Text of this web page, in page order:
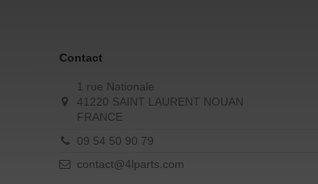
Contact
1 rue Nationale
41220 SAINT LAURENT NOUAN
FRANCE
09 54 50 90 79
contact@4lparts.com